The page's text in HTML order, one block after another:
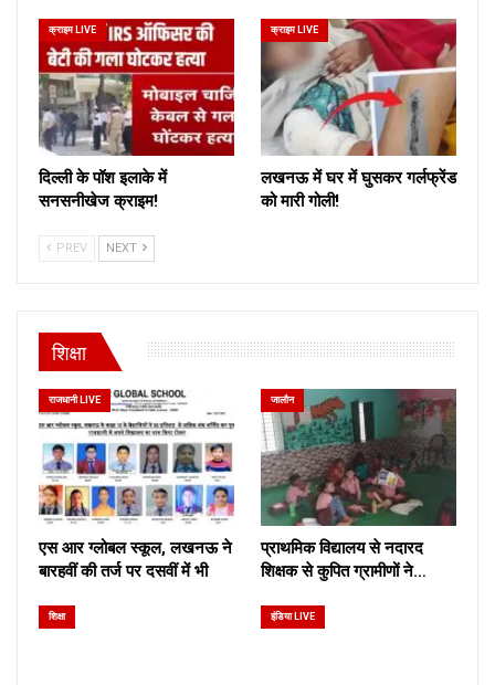
क्राइम LIVE
दिल्ली के पॉश इलाके में
सनसनीखेज क्राइम!
क्राइम LIVE
लखनऊ में घर में घुसकर गर्लफ्रेंड
को मारी गोली!
PREV NEXT
शिक्षा
राजधानी LIVE
एस आर ग्लोबल स्कूल, लखनऊ ने
बारहवीं की तर्ज पर दसवीं में भी
जालौन
प्राथमिक विद्यालय से नदारद
शिक्षक से कुपित ग्रामीणों ने…
शिक्षा इंडिया LIVE